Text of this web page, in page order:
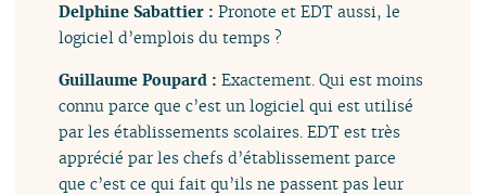
Delphine Sabattier :Pronote et EDT aussi, le
logiciel d’emplois du temps ?
Guillaume Poupard :Exactement. Qui est moins
connu parce que c’est un logiciel qui est utilisé
par les établissements scolaires. EDT est très
apprécié par les chefs d’établissement parce
que c’est ce qui fait qu’ils ne passent pas leur